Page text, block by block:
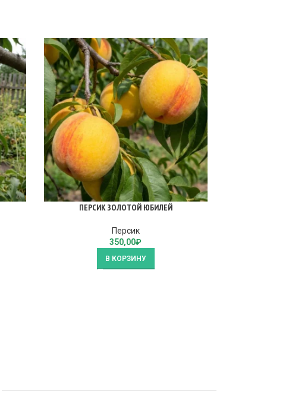
ПЕРСИК ЗОЛОТОЙ ЮБИЛЕЙ
Персик
350,00₽
В КОРЗИНУ